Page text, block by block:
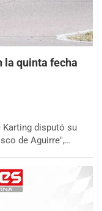
la quinta fecha
Karting disputó su
de Aguirre",…